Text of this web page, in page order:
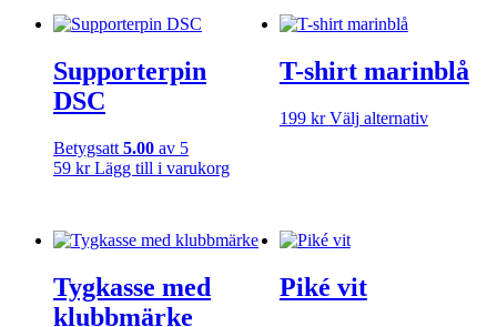
Supporterpin
DSC
Betygsatt 5.00 av 5
59 kr Lägg till i varukorg
T-shirt marinblå
199 kr Välj alternativDen
Tygkasse med
klubbmärke
Piké vit